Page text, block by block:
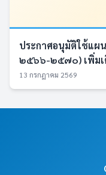
ประกาศอนุมัติใช้แ
๒๕๖๖-๒๕๗๐) เพิ่มเ
13 กรกฎาคม 2569